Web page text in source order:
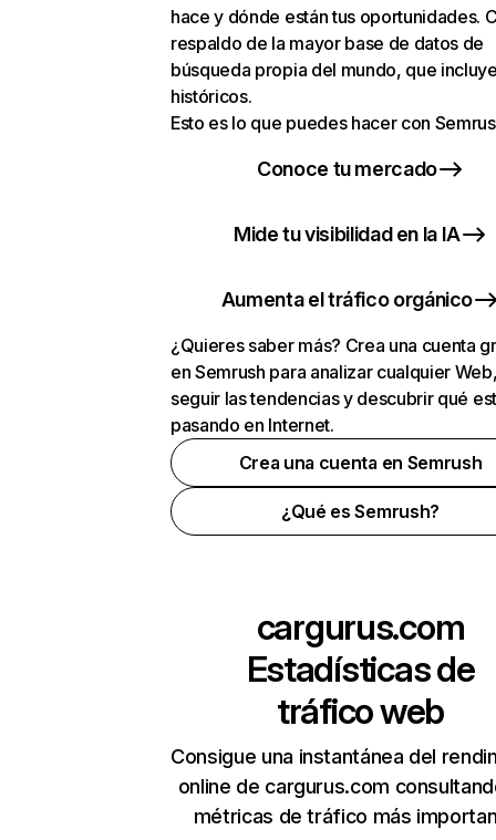
hace y dónde están tus oportunidades.
respaldo de la mayor base de datos de
búsqueda propia del mundo, que
históricos.
Esto es lo que puedes hacer con
Conoce tu mercado
Mide tu visibilidad en la IA
Aumenta el tráfico orgánico
¿Quieres saber más? Crea una cuenta
en Semrush para analizar cualquier
seguir las tendencias y descubrir qué
pasando en Internet.
Crea una cuenta en Semrush
¿Qué es Semrush?
cargurus.com
Estadísticas de
tráfico web
Consigue una instantánea del
online de cargurus.com
métricas de tráfico más